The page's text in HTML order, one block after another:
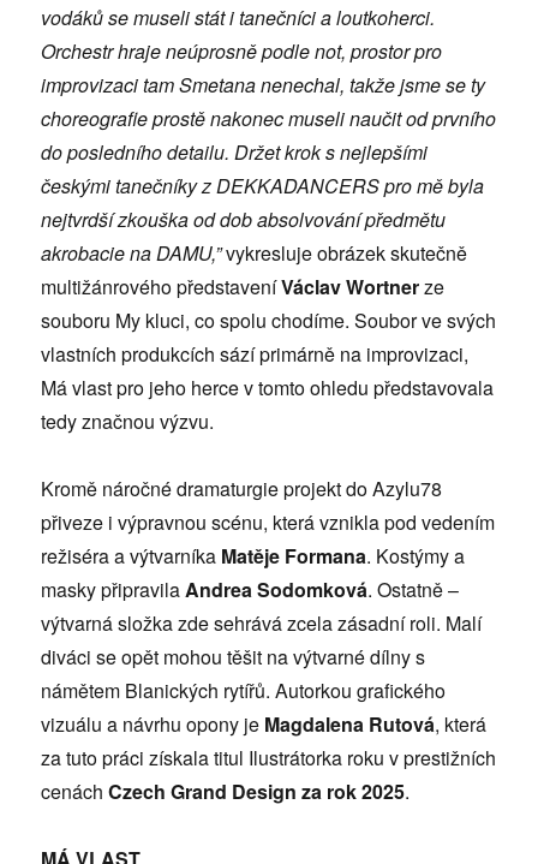
vodáků se museli stát i tanečníci a loutkoherci.
Orchestr hraje neúprosně podle not, prostor pro
improvizaci tam Smetana nenechal, takže jsme se ty
choreografie prostě nakonec museli naučit od prvního
do posledního detailu. Držet krok s nejlepšími
českými tanečníky z DEKKADANCERS pro mě byla
nejtvrdší zkouška od dob absolvování předmětu
akrobacie na DAMU,”vykresluje obrázek skutečně
multižánrového představeníVáclav Wortnerze
souboru My kluci, co spolu chodíme. Soubor ve svých
vlastních produkcích sází primárně na improvizaci,
Má vlast pro jeho herce v tomto ohledu představovala
tedy značnou výzvu.
Kromě náročné dramaturgie projekt do Azylu78
přiveze i výpravnou scénu, která vznikla pod vedením
režiséra a výtvarníka Matěje Formana. Kostýmy a
masky připravilaAndrea Sodomková. Ostatně –
výtvarná složka zde sehrává zcela zásadní roli. Malí
diváci se opět mohou těšit na výtvarné dílny s
námětem Blanických rytířů. Autorkou grafického
vizuálu a návrhu opony je Magdalena Rutová, která
za tuto práci získala titul Ilustrátorka roku v prestižních
cenáchCzech Grand Design za rok 2025.